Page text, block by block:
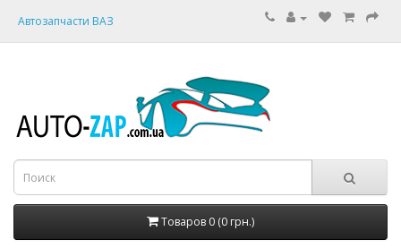
Автозапчасти ВАЗ
Товаров 0 (0 грн.)